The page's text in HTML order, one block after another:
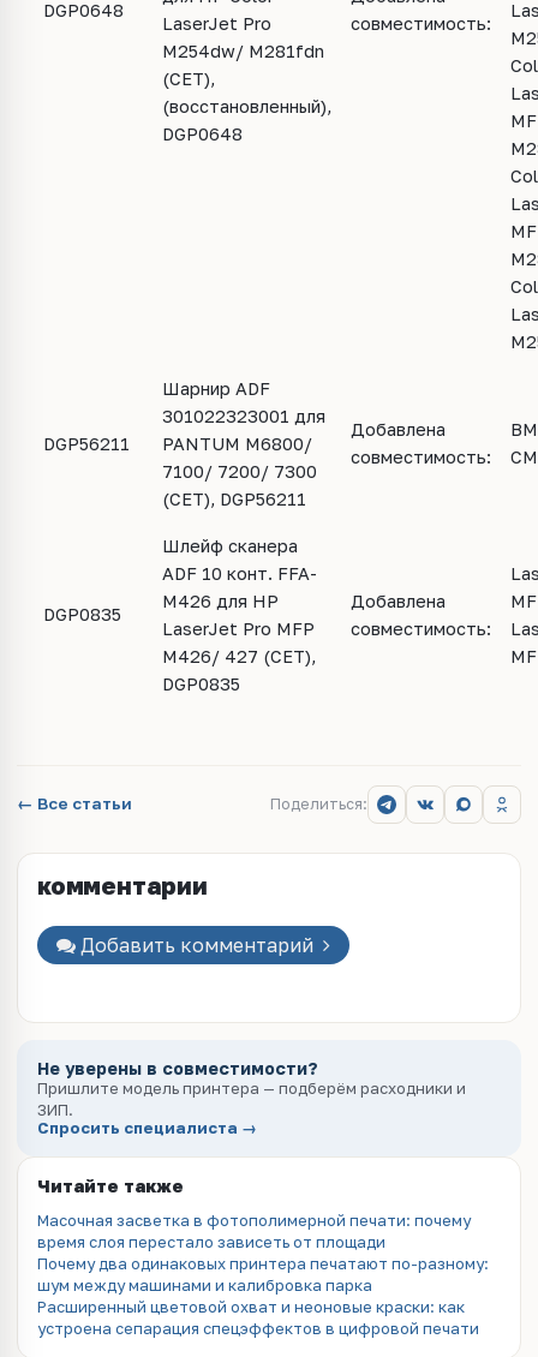
DGP0648
LaserJet Pro
M254dw/ M281fdn
(CET),
(восстановленный),
DGP0648
совместимость:
DGP56211
Шарнир ADF
301022323001 для
PANTUM M6800/
7100/ 7200/ 7300
(CET), DGP56211
Добавлена
совместимость:
DGP0835
Шлейф сканера
ADF 10 конт. FFA-
M426 для HP
LaserJet Pro MFP
M426/ 427 (CET),
DGP0835
Добавлена
совместимость:
← Все статьи Поделиться:
комментарии
Добавить комментарий
Не уверены в совместимости?
Пришлите модель принтера — подберём расходники и
ЗИП.
Спросить специалиста →
Читайте также
Масочная засветка в фотополимерной печати: почему
время слоя перестало зависеть от площади
Почему два одинаковых принтера печатают по-разному:
шум между машинами и калибровка парка
Расширенный цветовой охват и неоновые краски: как
устроена сепарация спецэффектов в цифровой печати